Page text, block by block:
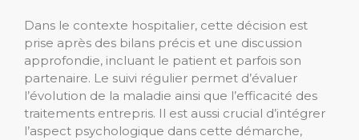
Dans le contexte hospitalier, cette décision est
prise après des bilans précis et une discussion
approfondie, incluant le patient et parfois son
partenaire. Le suivi régulier permet d’évaluer
l’évolution de la maladie ainsi que l’efficacité des
traitements entrepris. Il est aussi crucial d’intégrer
l’aspect psychologique dans cette démarche,